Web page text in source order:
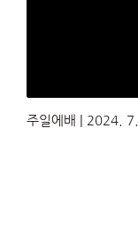
주일에배 | 2024.